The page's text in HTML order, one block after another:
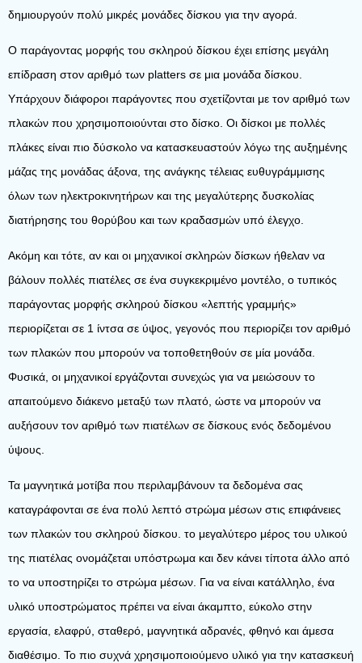
δημιουργούν πολύ μικρές μονάδες δίσκου για την αγορά.
Ο παράγοντας μορφής του σκληρού δίσκου έχει επίσης μεγάλη
επίδραση στον αριθμό των platters σε μια μονάδα δίσκου.
Υπάρχουν διάφοροι παράγοντες που σχετίζονται με τον αριθμό των
πλακών που χρησιμοποιούνται στο δίσκο. Οι δίσκοι με πολλές
πλάκες είναι πιο δύσκολο να κατασκευαστούν λόγω της αυξημένης
μάζας της μονάδας άξονα, της ανάγκης τέλειας ευθυγράμμισης
όλων των ηλεκτροκινητήρων και της μεγαλύτερης δυσκολίας
διατήρησης του θορύβου και των κραδασμών υπό έλεγχο.
Ακόμη και τότε, αν και οι μηχανικοί σκληρών δίσκων ήθελαν να
βάλουν πολλές πιατέλες σε ένα συγκεκριμένο μοντέλο, ο τυπικός
παράγοντας μορφής σκληρού δίσκου «λεπτής γραμμής»
περιορίζεται σε 1 ίντσα σε ύψος, γεγονός που περιορίζει τον αριθμό
των πλακών που μπορούν να τοποθετηθούν σε μία μονάδα.
Φυσικά, οι μηχανικοί εργάζονται συνεχώς για να μειώσουν το
απαιτούμενο διάκενο μεταξύ των πλατό, ώστε να μπορούν να
αυξήσουν τον αριθμό των πιατέλων σε δίσκους ενός δεδομένου
ύψους.
Τα μαγνητικά μοτίβα που περιλαμβάνουν τα δεδομένα σας
καταγράφονται σε ένα πολύ λεπτό στρώμα μέσων στις επιφάνειες
των πλακών του σκληρού δίσκου. το μεγαλύτερο μέρος του υλικού
της πιατέλας ονομάζεται υπόστρωμα και δεν κάνει τίποτα άλλο από
το να υποστηρίζει το στρώμα μέσων. Για να είναι κατάλληλο, ένα
υλικό υποστρώματος πρέπει να είναι άκαμπτο, εύκολο στην
εργασία, ελαφρύ, σταθερό, μαγνητικά αδρανές, φθηνό και άμεσα
διαθέσιμο. Το πιο συχνά χρησιμοποιούμενο υλικό για την κατασκευή